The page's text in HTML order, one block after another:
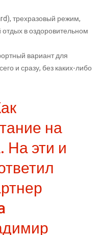
трехразовый режим,
в оздоровительном
вариант для
и сразу, без каких-либо
на
На эти и